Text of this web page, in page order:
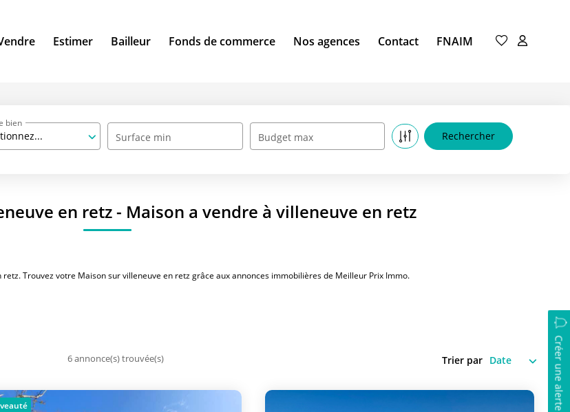
Estimer Bailleur Fonds de commerce Nos agences Contact FNAIM
bien
Surface min Budget max
en retz - Maison a vendre à villeneuve en retz
Trouvez votre Maison sur villeneuve en retz grâce aux annonces immobilières de Meilleur Prix Immo.
Créer une alerte
6 annonce(s) trouvée(s) Trier par